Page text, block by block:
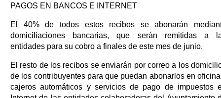
PAGOS EN BANCOS E INTERNET
El 40% de todos estos recibos se abonarán
domiciliaciones bancarias, que serán remitidas a
entidades para su cobro a finales de este mes de junio.
El resto de los recibos se enviarán por correo a los
de los contribuyentes para que puedan abonarlos en
cajeros automáticos y servicios de pago de impuestos